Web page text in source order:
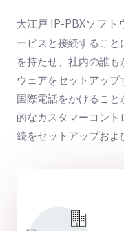
大江戸 IP-PBXソフト
ービスと接続すること
を持たせ、社内の誰
ウェアをセットアッ
国際電話をかけるこ
的なカスタマーコン
続をセットアップおよ